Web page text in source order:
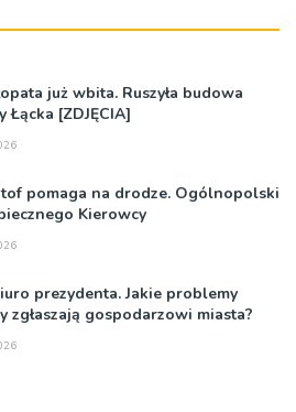
już wbita. Ruszyła budowa
Łącka [ZDJĘCIA]
pomaga na drodze. Ogólnopolski
Kierowcy
prezydenta. Jakie problemy
zgłaszają gospodarzowi miasta?